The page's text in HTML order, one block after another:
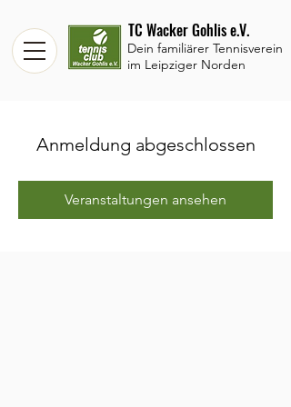
TC Wacker Gohlis e.V.
Dein familiärer Tennisverein
im Leipziger Norden
Anmeldung abgeschlossen
Veranstaltungen ansehen